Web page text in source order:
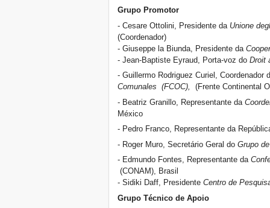
Grupo Promotor
- Cesare Ottolini, Presidente da Unione
(Coordenador)
- Giuseppe la Biunda, Presidente da
- Jean-Baptiste Eyraud, Porta-voz doDroit
- Guillermo Rodriguez Curiel, Coordenador
Comunales
(FCOC),
(Frente Continental
- Beatriz Granillo, Representante da
México
- Pedro Franco, Representante da
- Roger Muro, Secretário Geral doGrupo
- Edmundo Fontes, Representante da
(CONAM), Brasil
- Sidiki Daff, PresidenteCentro de
Grupo Técnico de Apoio